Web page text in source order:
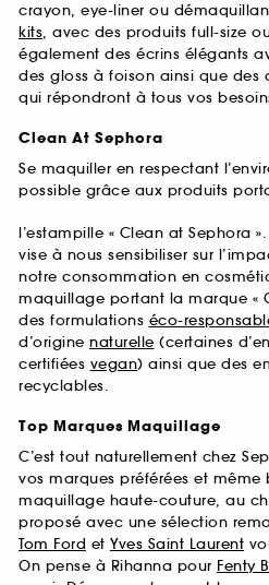
crayon, eye-liner ou
kits, avec des produits full-size
également des écrins élégants
des gloss à foison ainsi que des
qui répondront à tous vos
Clean At Sephora
Se maquiller en respectant
possible grâce aux produits
l’estampille « Clean at Sephora
vise à nous sensibiliser sur
notre consommation en
maquillage portant la marque «
des formulations éco-
d’origine naturelle (certaines
certifiées vegan) ainsi que des
recyclables.
Top Marques Maquillage
C’est tout naturellement chez
vos marques préférées et même
maquillage haute-couture, au
proposé avec une sélection
Tom Ford et Yves Saint Laurent
On pense à Rihanna pour Fenty